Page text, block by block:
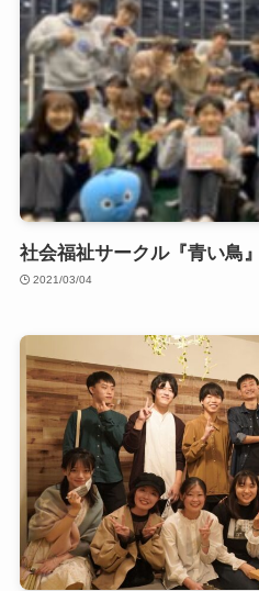
社会福祉サークル『青い鳥』
2021/03/04